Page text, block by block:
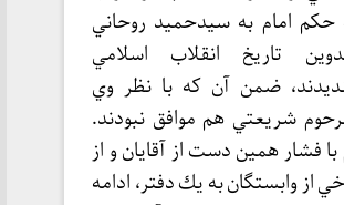
حكم امام به سيدحميد روحاني
تاريخ انقلاب اسلامي
ضمن آن كه با نظر وي
شريعتي هم موافق نبودند.
فشار همين دست از آقايان و از
از وابستگان به يك دفتر، ادامه